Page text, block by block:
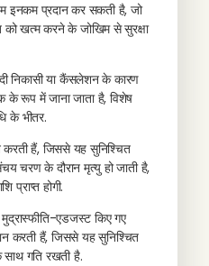
इनकम प्रदान कर सकती है, जो
खत्म करने के जोखिम से सुरक्षा
निकासी या कैंसलेशन के कारण
के रूप में जाना जाता है, विशेष
के भीतर.
करती हैं, जिससे यह सुनिश्चित
चरण के दौरान मृत्यु हो जाती है,
प्राप्त होगी.
एडजस्ट किए गए
करती हैं, जिससे यह सुनिश्चित
गति रखती है.